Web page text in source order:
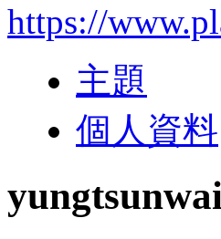
https://
主題
個人資料